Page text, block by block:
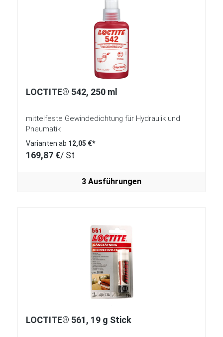
LOCTITE® 542, 250 ml
mittelfeste Gewindedichtung für Hydraulik und
Pneumatik
Varianten ab 12,05 €*
169,87 €/ St
3 Ausführungen
LOCTITE® 561, 19 g Stick